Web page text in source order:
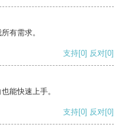
有需求。
支持[0] 反对[0]
能快速上手。
支持[0] 反对[0]